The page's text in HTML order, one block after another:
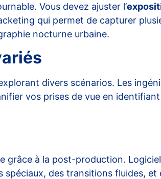
Vous devez ajuster l’
qui permet de capturer
nocturne urbaine.
divers scénarios. Les
vos prises de vue en
à la post-production.
des transitions fluides, et